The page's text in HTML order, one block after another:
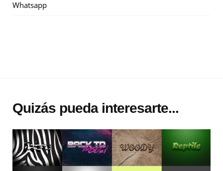
Whatsapp
Quizás pueda interesarte...